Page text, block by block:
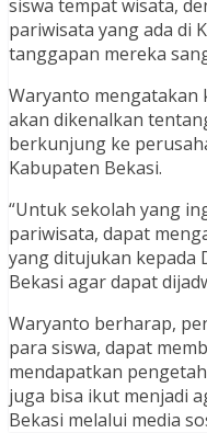
siswa tempat wisata,
pariwisata yang ada di
tanggapan mereka
Waryanto mengatakan
akan dikenalkan
berkunjung ke
Kabupaten Bekasi.
“Untuk sekolah yang
pariwisata, dapat
yang ditujukan kepada
Bekasi agar dapat
Waryanto berharap,
para siswa, dapat
mendapatkan
juga bisa ikut menjadi
Bekasi melalui media